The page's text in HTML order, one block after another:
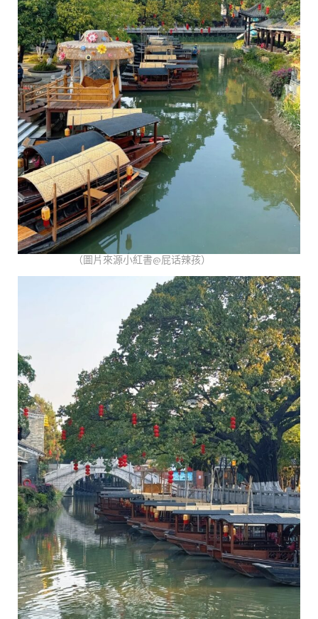
（圖片來源小紅書@屁话辣孩）